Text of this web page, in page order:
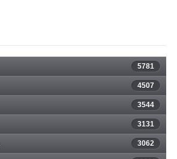
5781
4507
3544
3131
3062